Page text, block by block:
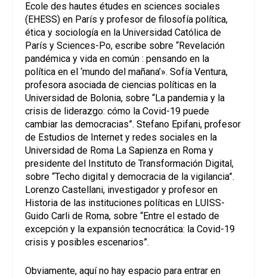
Ecole des hautes études en sciences sociales
(EHESS) en París y profesor de filosofía política,
ética y sociología en la Universidad Católica de
París y Sciences-Po, escribe sobre “Revelación
pandémica y vida en común : pensando en la
política en el ‘mundo del mañana’». Sofía Ventura,
profesora asociada de ciencias políticas en la
Universidad de Bolonia, sobre “La pandemia y la
crisis de liderazgo: cómo la Covid-19 puede
cambiar las democracias”. Stefano Epifani, profesor
de Estudios de Internet y redes sociales en la
Universidad de Roma La Sapienza en Roma y
presidente del Instituto de Transformación Digital,
sobre “Techo digital y democracia de la vigilancia”.
Lorenzo Castellani, investigador y profesor en
Historia de las instituciones políticas en LUISS-
Guido Carli de Roma, sobre “Entre el estado de
excepción y la expansión tecnocrática: la Covid-19
crisis y posibles escenarios”.
Obviamente, aquí no hay espacio para entrar en